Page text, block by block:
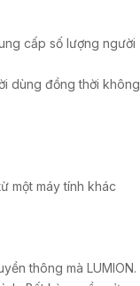
cấp số lượng người
dùng đồng thời không
một máy tính khác
thông mà LUMION.